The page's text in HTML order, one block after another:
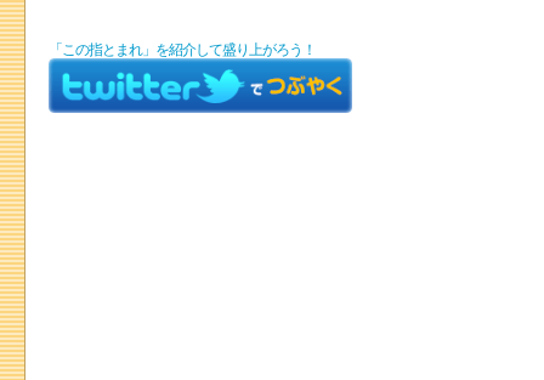
「この指とまれ」を紹介して盛り上がろう！